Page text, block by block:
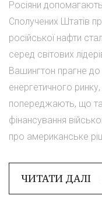
Росіяни
Сполучених Штатів
російської нафти
серед світових
Вашингтон прагне до
енергетичного
попереджають, що
фінансування
про американське
ЧИТАТИ ДАЛІ